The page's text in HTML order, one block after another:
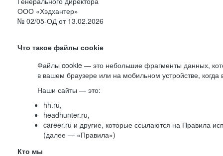
ООО «Хэдхантер»
№ 02/05-ОД от 13.02.2026
Что такое файлы cookie
Файлы cookie — это небольшие фрагменты данных,
в вашем браузере или на мобильном устройстве,
Наши сайты — это:
hh.ru,
headhunter.ru,
career.ru и другие, которые ссылаются на Правила
(далее — «Правила»)
Кто мы